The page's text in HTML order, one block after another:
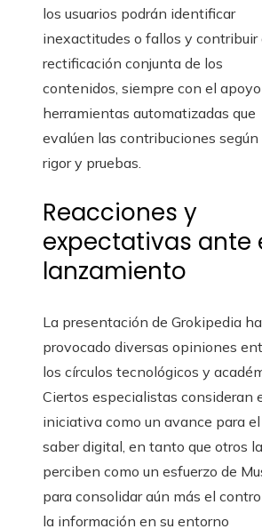
los usuarios podrán identificar
inexactitudes o fallos y contribuir
rectificación conjunta de los
contenidos, siempre con el
herramientas automatizadas que
evalúen las contribuciones según
rigor y pruebas.
Reacciones y
expectativas ante
lanzamiento
La presentación de Grokipedia ha
provocado diversas opiniones
los círculos tecnológicos y
Ciertos especialistas consideran
iniciativa como un avance para el
saber digital, en tanto que otros la
perciben como un esfuerzo de
para consolidar aún más el
la información en su entorno